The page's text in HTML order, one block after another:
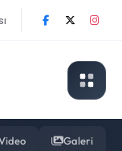
Galeri